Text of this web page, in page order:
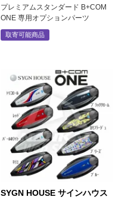
プレミアムスタンダード B+COM
ONE 専用オプションパーツ
取寄可能商品
SYGN HOUSE サインハウス